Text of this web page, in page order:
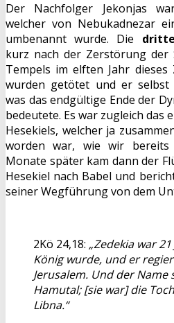
Der Nachfolger Jekonjas
welcher von Nebukadnezar
umbenannt wurde. Die
kurz nach der Zerstörung der
Tempels im elften Jahr dieses
wurden getötet und er selbst
was das endgültige Ende der
bedeutete. Es war zugleich das
Hesekiels, welcher ja
worden war, wie wir bereits
Monate später kam dann der
Hesekiel nach Babel und
seiner Wegführung von dem
2Kö 24,18: „Zedekia war
König wurde, und er
Jerusalem. Und der
Hamutal; [sie war] die
Libna.“